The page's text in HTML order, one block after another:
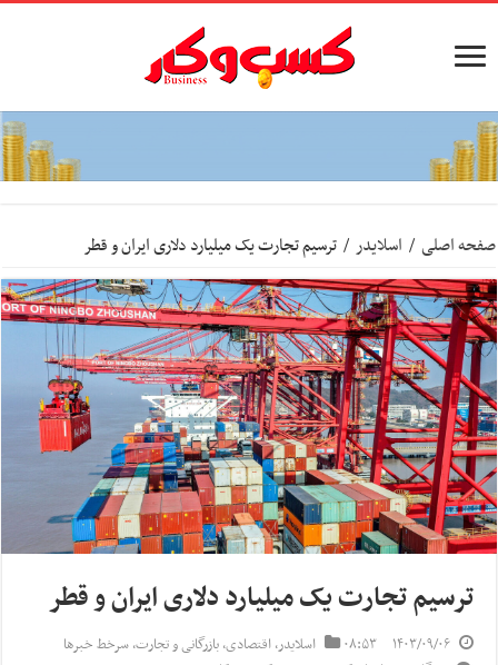
صفحه اصلی / اسلایدر / ترسیم تجارت یک میلیارد دلاری ایران و قطر
ترسیم تجارت یک میلیارد دلاری ایران و قطر
۱۴۰۳/۰۹/۰۶ ۰۸:۵۳ اسلایدر,اقتصادی,بازرگانی و تجارت,سرخط خبرها